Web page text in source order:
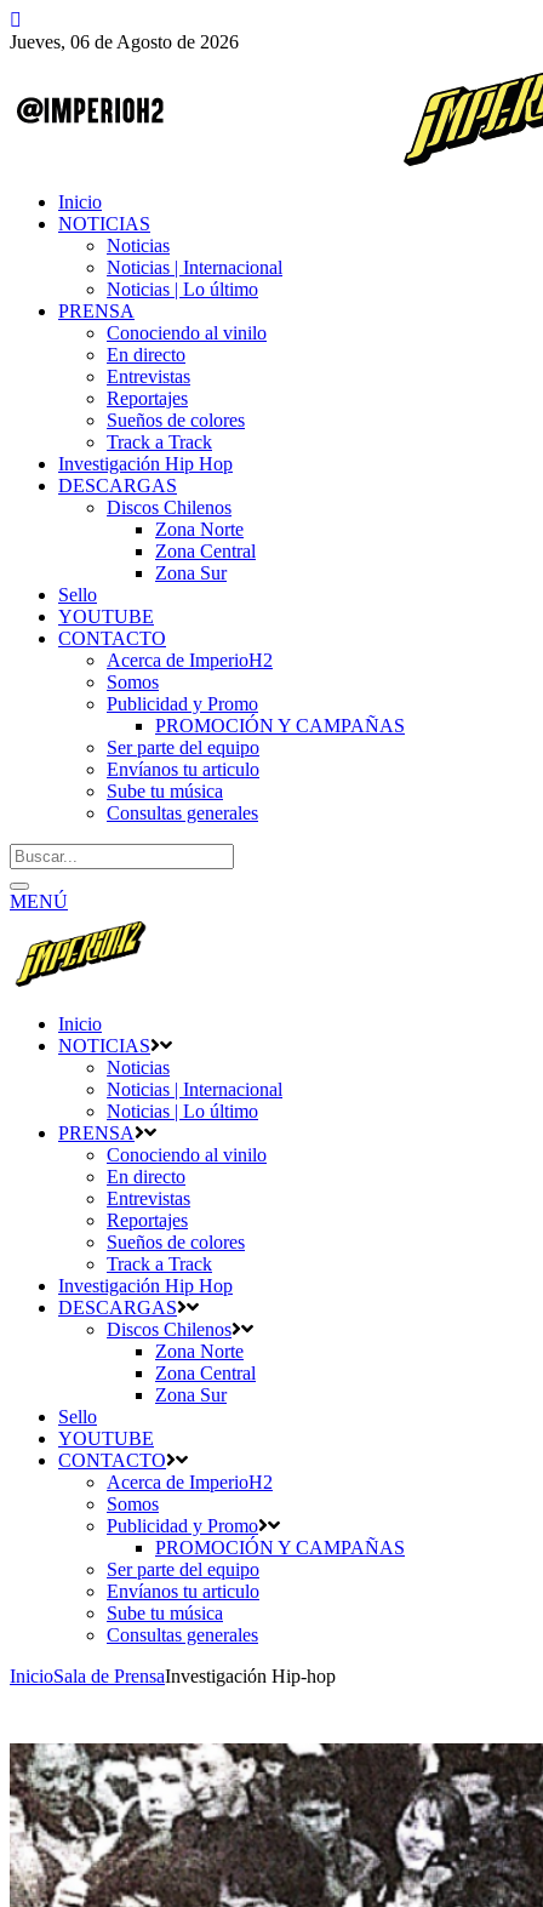
Jueves, 06 de Agosto de 2026
Inicio
NOTICIAS
Noticias
Noticias | Internacional
Noticias | Lo último
PRENSA
Conociendo al vinilo
En directo
Entrevistas
Reportajes
Sueños de colores
Track a Track
Investigación Hip Hop
DESCARGAS
Discos Chilenos
Zona Norte
Zona Central
Zona Sur
Sello
YOUTUBE
CONTACTO
Acerca de ImperioH2
Somos
Publicidad y Promo
PROMOCIÓN Y CAMPAÑAS
Ser parte del equipo
Envíanos tu articulo
Sube tu música
Consultas generales
MENÚ
Inicio
NOTICIAS
Noticias
Noticias | Internacional
Noticias | Lo último
PRENSA
Conociendo al vinilo
En directo
Entrevistas
Reportajes
Sueños de colores
Track a Track
Investigación Hip Hop
DESCARGAS
Discos Chilenos
Zona Norte
Zona Central
Zona Sur
Sello
YOUTUBE
CONTACTO
Acerca de ImperioH2
Somos
Publicidad y Promo
PROMOCIÓN Y CAMPAÑAS
Ser parte del equipo
Envíanos tu articulo
Sube tu música
Consultas generales
InicioSala de PrensaInvestigación Hip-hop